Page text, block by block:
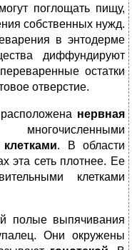
поглощать пищу,
собственных нужд.
в энтодерме
диффундируют
остатки
отверстие.
нервная
. В области
эта сеть плотнее. Ее
клетками
полые выпячивания
Они окружены